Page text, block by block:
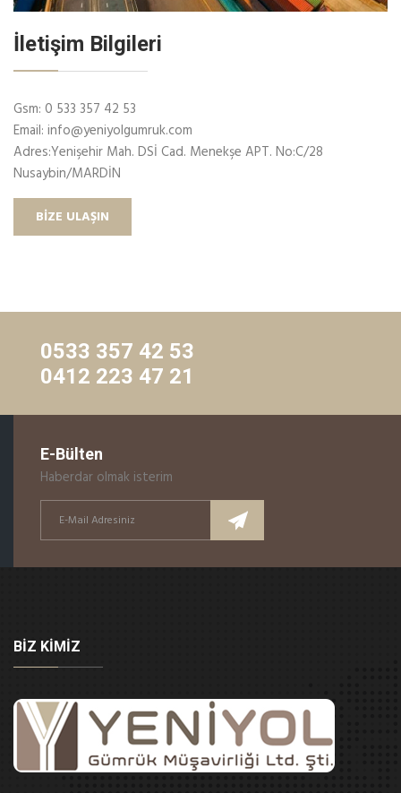
İletişim Bilgileri
Gsm: 0 533 357 42 53
Email: info@yeniyolgumruk.com
Adres:Yenişehir Mah. DSİ Cad. Menekşe APT. No:C/28
Nusaybin/MARDİN
BIZE ULAŞIN
0533 357 42 53
0412 223 47 21
E-Bülten
Haberdar olmak isterim
BIZ KIMIZ